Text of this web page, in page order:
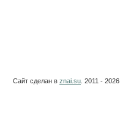
Сайт сделан в znai.su . 2011 - 2026